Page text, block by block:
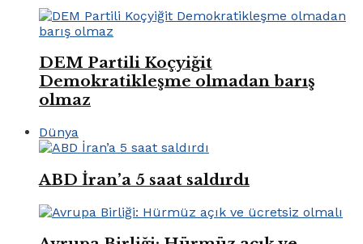
DEM Partili Koçyiğit
Demokratikleşme olmadan barış
olmaz
Dünya
ABD İran’a 5 saat saldırdı